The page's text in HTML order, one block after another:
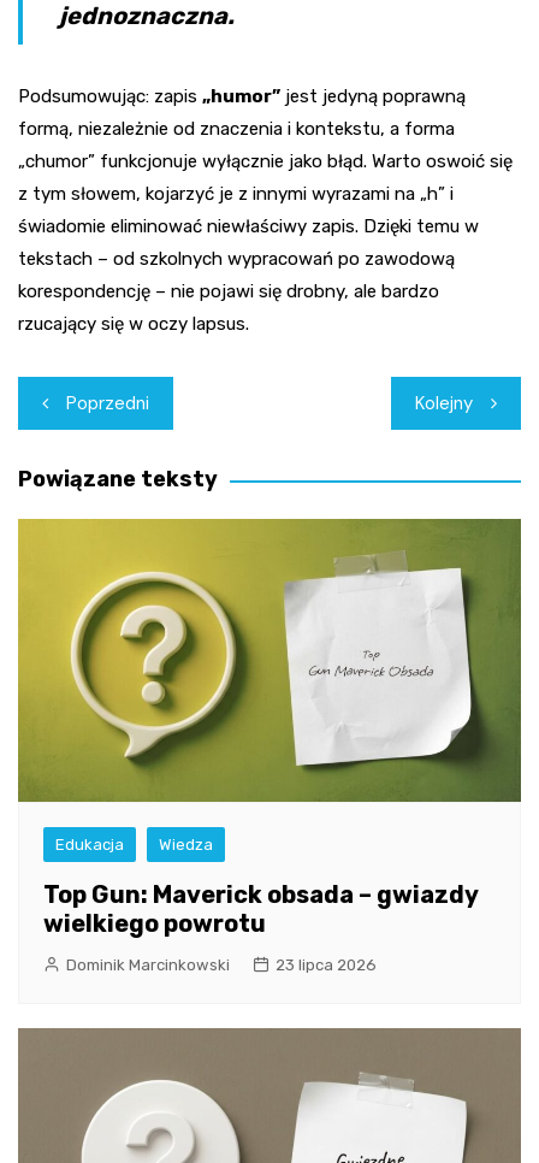
jednoznaczna.
Podsumowując: zapis „humor” jest jedyną poprawną
formą, niezależnie od znaczenia i kontekstu, a forma
„chumor” funkcjonuje wyłącznie jako błąd. Warto oswoić się
z tym słowem, kojarzyć je z innymi wyrazami na „h” i
świadomie eliminować niewłaściwy zapis. Dzięki temu w
tekstach – od szkolnych wypracowań po zawodową
korespondencję – nie pojawi się drobny, ale bardzo
rzucający się w oczy lapsus.
Nawigacja
wpisu
Poprzedni Kolejny
Powiązane teksty
Edukacja Wiedza
Top Gun: Maverick obsada – gwiazdy
wielkiego powrotu
Dominik Marcinkowski 23 lipca 2026